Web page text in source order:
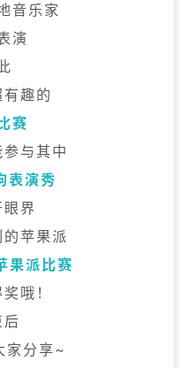
音乐家
演
趣的
赛
与其中
表演秀
界
苹果派
果派比赛
哦！
后
家分享~